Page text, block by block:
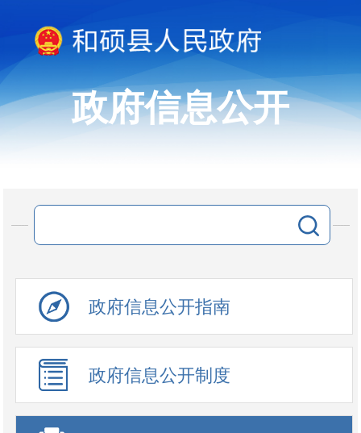
政府信息公开
政府信息公开指南
政府信息公开制度